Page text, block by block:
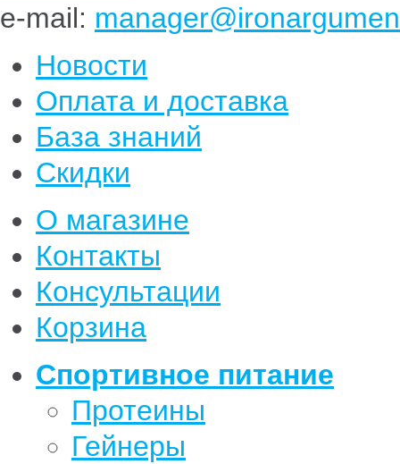
e-mail:
Новости
Оплата и доставка
База знаний
Скидки
О магазине
Контакты
Консультации
Корзина
Спортивное питание
Протеины
Гейнеры